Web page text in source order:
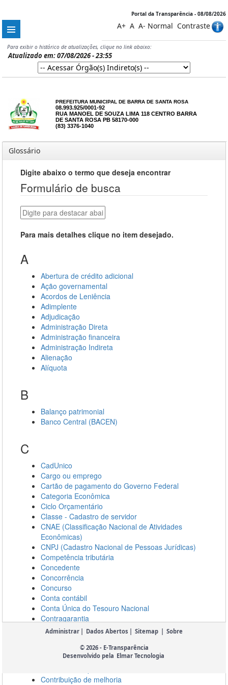
Portal da Transparência - 08/08/2026
A+ A A- Normal Contraste
Para exibir o histórico de atualizações, clique no link abaixo:
Atualizado em: 07/08/2026 - 23:55
PREFEITURA MUNICIPAL DE BARRA DE SANTA ROSA
08.993.925/0001-92
RUA MANOEL DE SOUZA LIMA 118 CENTRO BARRA
DE SANTA ROSA PB 58170-000
(83) 3376-1040
Glossário
Administrar Dados Abertos Sitemap Sobre
© 2026 - E-Transparência
Desenvolvido pela Elmar Tecnologia